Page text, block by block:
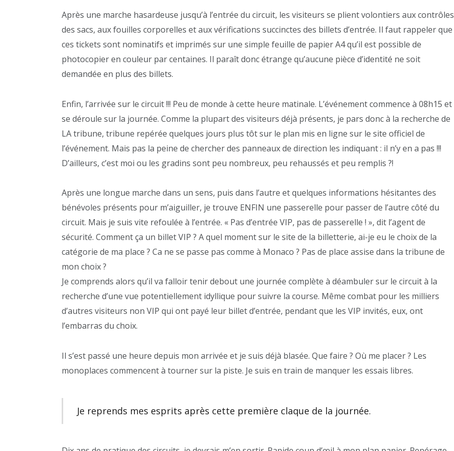
Après une marche hasardeuse jusqu’à l’entrée du circuit, les visiteurs se plient volontiers aux contrôles
des sacs, aux fouilles corporelles et aux vérifications succinctes des billets d’entrée. Il faut rappeler que
ces tickets sont nominatifs et imprimés sur une simple feuille de papier A4 qu’il est possible de
photocopier en couleur par centaines. Il paraît donc étrange qu’aucune pièce d’identité ne soit
demandée en plus des billets.
Enfin, l’arrivée sur le circuit !!! Peu de monde à cette heure matinale. L’événement commence à 08h15 et
se déroule sur la journée. Comme la plupart des visiteurs déjà présents, je pars donc à la recherche de
LA tribune, tribune repérée quelques jours plus tôt sur le plan mis en ligne sur le site officiel de
l’événement. Mais pas la peine de chercher des panneaux de direction les indiquant : il n’y en a pas !!!
D’ailleurs, c’est moi ou les gradins sont peu nombreux, peu rehaussés et peu remplis ?!
Après une longue marche dans un sens, puis dans l’autre et quelques informations hésitantes des
bénévoles présents pour m’aiguiller, je trouve ENFIN une passerelle pour passer de l’autre côté du
circuit. Mais je suis vite refoulée à l’entrée. « Pas d’entrée VIP, pas de passerelle ! », dit l’agent de
sécurité. Comment ça un billet VIP ? A quel moment sur le site de la billetterie, ai-je eu le choix de la
catégorie de ma place ? Ca ne se passe pas comme à Monaco ? Pas de place assise dans la tribune de
mon choix ?
Je comprends alors qu’il va falloir tenir debout une journée complète à déambuler sur le circuit à la
recherche d’une vue potentiellement idyllique pour suivre la course. Même combat pour les milliers
d’autres visiteurs non VIP qui ont payé leur billet d’entrée, pendant que les VIP invités, eux, ont
l’embarras du choix.
Il s’est passé une heure depuis mon arrivée et je suis déjà blasée. Que faire ? Où me placer ? Les
monoplaces commencent à tourner sur la piste. Je suis en train de manquer les essais libres.
Je reprends mes esprits après cette première claque de la journée.